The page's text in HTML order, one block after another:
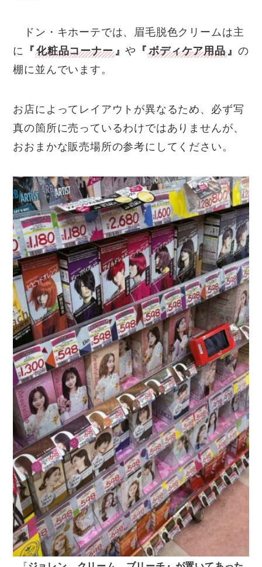
ドン・キホーテでは、眉毛脱色クリームは主
に
『化粧品コーナー』や 『ボディケア用品』 の
棚に並んでいます。
お店によってレイアウトが異なるため、必ず写
真の箇所に売っているわけではありませんが、
おおまかな販売場所の参考にしてください。